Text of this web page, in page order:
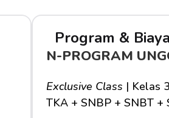
Program & Biaya
N-PROGRAM
Exclusive Class | Kelas
TKA + SNBP + SNBT +